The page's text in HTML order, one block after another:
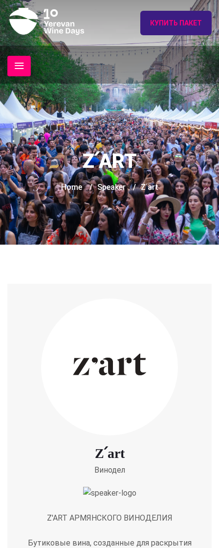
КУПИТЬ ПАКЕТ
Z՛ART
Home / Speaker / Z՛art
Z՛art
Винодел
Z'ART АРМЯНСКОГО ВИНОДЕЛИЯ
Бутиковые вина, созданные для раскрытия